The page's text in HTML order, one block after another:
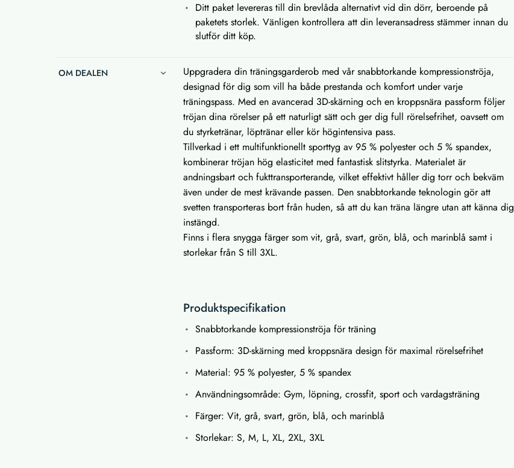
Ditt paket levereras till din brevlåda alternativt vid din dörr, beroende på
paketets storlek. Vänligen kontrollera att din leveransadress stämmer innan du
slutför ditt köp.
OM DEALEN
Uppgradera din träningsgarderob med vår snabbtorkande kompressionströja,
designad för dig som vill ha både prestanda och komfort under varje
träningspass. Med en avancerad 3D-skärning och en kroppsnära passform följer
tröjan dina rörelser på ett naturligt sätt och ger dig full rörelsefrihet, oavsett om
du styrketränar, löptränar eller kör högintensiva pass.
Tillverkad i ett multifunktionellt sporttyg av 95 % polyester och 5 % spandex,
kombinerar tröjan hög elasticitet med fantastisk slitstyrka. Materialet är
andningsbart och fukttransporterande, vilket effektivt håller dig torr och bekväm
även under de mest krävande passen. Den snabbtorkande teknologin gör att
svetten transporteras bort från huden, så att du kan träna längre utan att känna dig
instängd.
Finns i flera snygga färger som vit, grå, svart, grön, blå, och marinblå samt i
storlekar från S till 3XL.
Produktspecifikation
Snabbtorkande kompressionströja för träning
Passform: 3D-skärning med kroppsnära design för maximal rörelsefrihet
Material: 95 % polyester, 5 % spandex
Användningsområde: Gym, löpning, crossfit, sport och vardagsträning
Färger: Vit, grå, svart, grön, blå, och marinblå
Storlekar: S, M, L, XL, 2XL, 3XL